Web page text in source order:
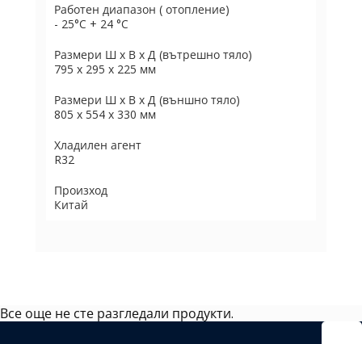
Работен диапазон ( отопление)
- 25°C + 24 °C
Размери Ш х В х Д (вътрешно тяло)
795 х 295 х 225 мм
Размери Ш х В х Д (външно тяло)
805 х 554 х 330 мм
Хладилен агент
R32
Произход
Китай
Все още не сте разгледали продукти.